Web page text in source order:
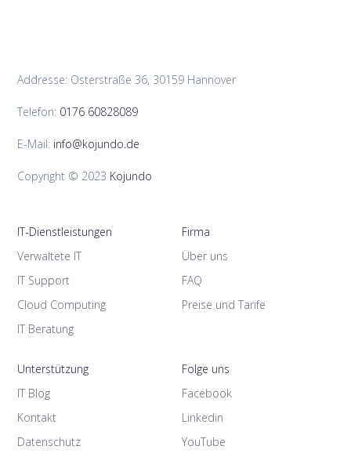
Addresse: Osterstraße 36, 30159 Hannover
Telefon: 0176 60828089
E-Mail: info@kojundo.de
Copyright © 2023 Kojundo
IT-Dienstleistungen
Verwaltete IT
IT Support
Cloud Computing
IT Beratung
Firma
Über uns
FAQ
Preise und Tarife
Unterstützung
IT Blog
Kontakt
Datenschutz
Folge uns
Facebook
Linkedin
YouTube